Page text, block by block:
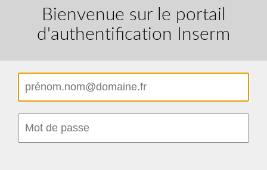
Bienvenue sur le portail
d'authentification Inserm